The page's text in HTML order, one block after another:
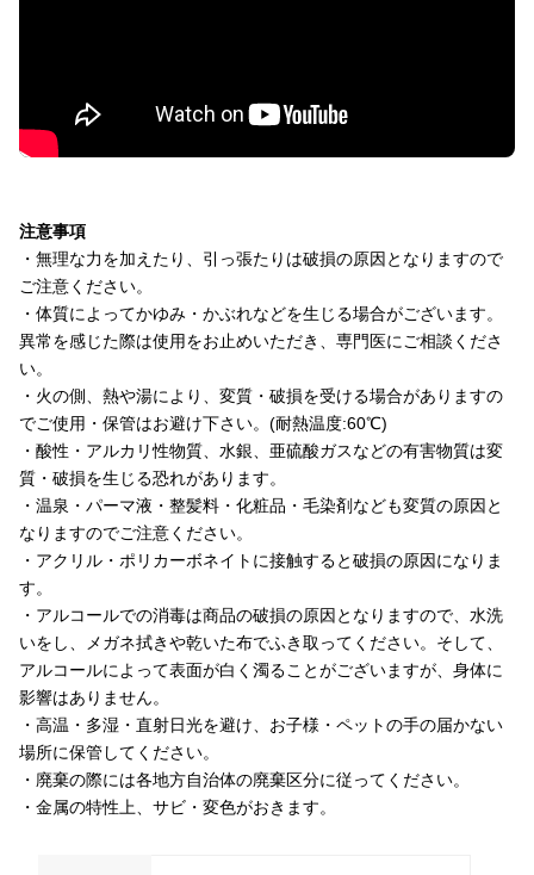
注意事項
・無理な力を加えたり、引っ張たりは破損の原因となりますので
ご注意ください。
・体質によってかゆみ・かぶれなどを生じる場合がございます。
異常を感じた際は使用をお止めいただき、専門医にご相談くださ
い。
・火の側、熱や湯により、変質・破損を受ける場合がありますの
でご使用・保管はお避け下さい。(耐熱温度:60℃)
・酸性・アルカリ性物質、水銀、亜硫酸ガスなどの有害物質は変
質・破損を生じる恐れがあります。
・温泉・パーマ液・整髪料・化粧品・毛染剤なども変質の原因と
なりますのでご注意ください。
・アクリル・ポリカーボネイトに接触すると破損の原因になりま
す。
・アルコールでの消毒は商品の破損の原因となりますので、水洗
いをし、メガネ拭きや乾いた布でふき取ってください。そして、
アルコールによって表面が白く濁ることがございますが、身体に
影響はありません。
・高温・多湿・直射日光を避け、お子様・ペットの手の届かない
場所に保管してください。
・廃棄の際には各地方自治体の廃棄区分に従ってください。
・金属の特性上、サビ・変色がおきます。